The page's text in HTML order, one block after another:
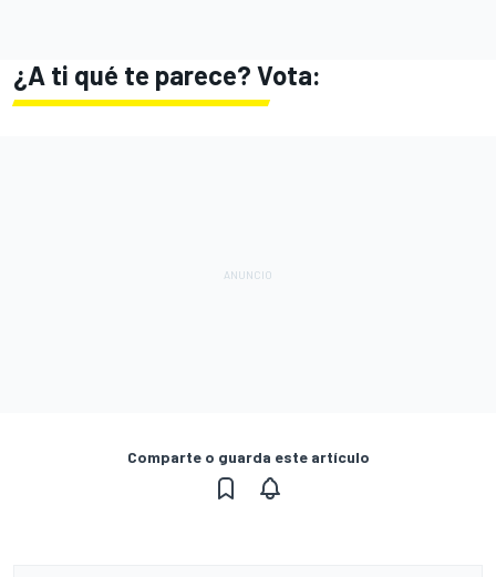
¿A ti qué te parece? Vota:
Comparte o guarda este artículo